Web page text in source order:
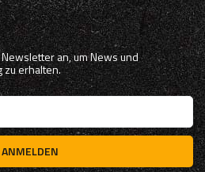
an, um News und
zu erhalten.
ANMELDEN